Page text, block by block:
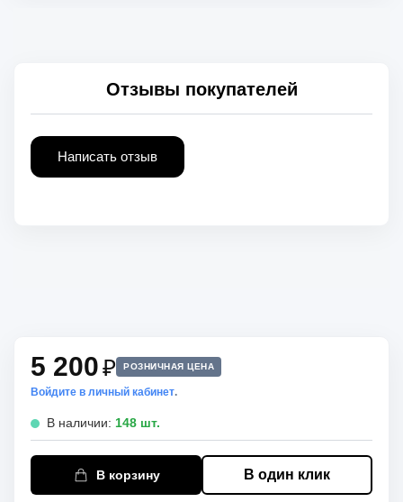
Отзывы покупателей
Написать отзыв
5 200₽ РОЗНИЧНАЯ ЦЕНА
Войдите в личный кабинет.
В наличии: 148 шт.
В корзину В один клик